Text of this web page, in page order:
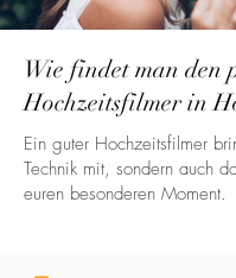
Wie findet man den
Hochzeitsfilmer in
Ein guter Hochzeitsfilmer
Technik mit, sondern auch
euren besonderen Moment.